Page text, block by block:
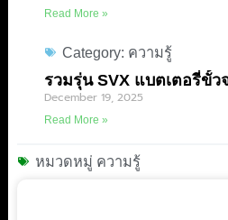
Read More »
Category: ความรู้
รวมรุ่น SVX แบตเตอรี่ขั้
December 19, 2025
Read More »
หมวดหมู่ ความรู้